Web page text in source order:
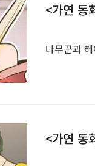
<가연 동
나무꾼과
<가연 동